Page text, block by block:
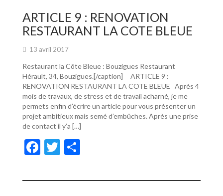
o
o
k
er
ARTICLE 9 : RENOVATION
RESTAURANT LA COTE BLEUE
13 avril 2017
Restaurant la Côte Bleue : Bouzigues Restaurant
Hérault, 34, Bouzigues.[/caption] ARTICLE 9 :
RENOVATION RESTAURANT LA COTE BLEUE Après 4
mois de travaux, de stress et de travail acharné, je me
permets enfin d’écrire un article pour vous présenter un
projet ambitieux mais semé d’embûches. Après une prise
de contact il y’a […]
F
e
T
itt ta